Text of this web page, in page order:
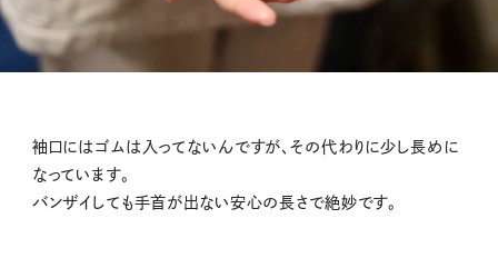
袖口にはゴムは入ってないんですが、その代わりに少し長めに
なっています。
バンザイしても手首が出ない安心の長さで絶妙です。